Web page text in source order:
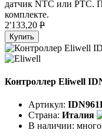
датчик NTC или PTC.
комплекте.
2'133,20 P
Купить
Контроллер Eliwell
Артикул:
Страна: Италия
В наличии: много